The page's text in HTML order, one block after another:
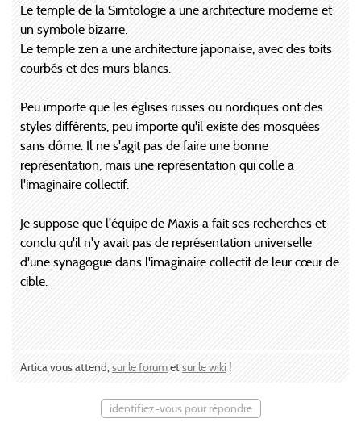
Le temple de la Simtologie a une architecture moderne et
un symbole bizarre.
Le temple zen a une architecture japonaise, avec des toits
courbés et des murs blancs.
Peu importe que les églises russes ou nordiques ont des
styles différents, peu importe qu'il existe des mosquées
sans dôme. Il ne s'agit pas de faire une bonne
représentation, mais une représentation qui colle a
l'imaginaire collectif.
Je suppose que l'équipe de Maxis a fait ses recherches et
conclu qu'il n'y avait pas de représentation universelle
d'une synagogue dans l'imaginaire collectif de leur cœur de
cible.
Artica vous attend,sur le forumetsur le wiki!
identifiez-vous pour répondre